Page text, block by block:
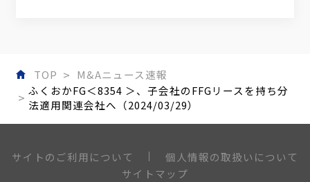
TOP
M&Aニュース速報
ふくおかFG＜8354 ＞、子会社のFFGリースを持ち分
法適用関連会社へ（2024/03/29）
サイトのご利用について
個人情報の取扱いについて
サイトマップ